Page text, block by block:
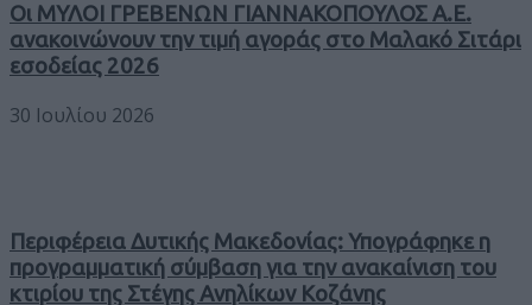
Οι ΜΥΛΟΙ ΓΡΕΒΕΝΩΝ ΓΙΑΝΝΑΚΟΠΟΥΛΟΣ Α.Ε.
ανακοινώνουν την τιμή αγοράς στο Μαλακό Σιτάρι
εσοδείας 2026
30 Ιουλίου 2026
Περιφέρεια Δυτικής Μακεδονίας: Υπογράφηκε η
προγραμματική σύμβαση για την ανακαίνιση του
κτιρίου της Στέγης Ανηλίκων Κοζάνης